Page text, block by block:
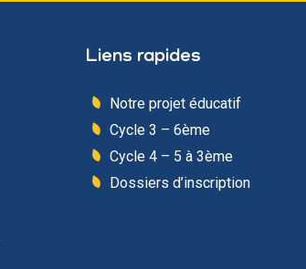
Liens rapides
Notre projet éducatif
Cycle 3 – 6ème
Cycle 4 – 5 à 3ème
Dossiers d’inscription